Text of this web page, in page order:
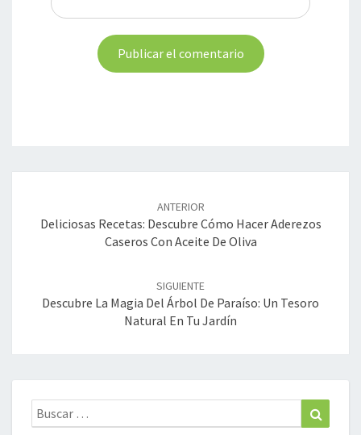
entradas
ANTERIOR
Deliciosas Recetas: Descubre Cómo Hacer Aderezos
Caseros Con Aceite De Oliva
SIGUIENTE
Descubre La Magia Del Árbol De Paraíso: Un Tesoro
Natural En Tu Jardín
Buscar: